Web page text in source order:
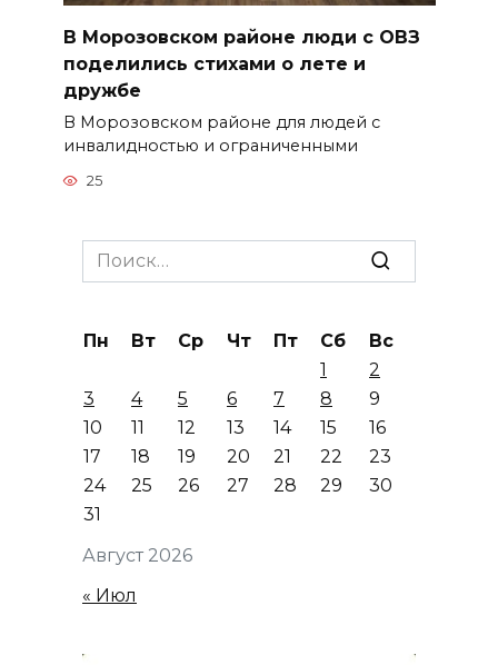
В Морозовском районе люди с ОВЗ
поделились стихами о лете и
дружбе
В Морозовском районе для людей с
инвалидностью и ограниченными
25
Search
for:
Август 2026
Пн Вт Ср Чт Пт Сб
Вс
1
2
3
4 5 6 7 8
9
10
11 12 13 14 15
16
17
18 19 20 21 22
23
24
25 26 27 28 29
30
31
« Июл